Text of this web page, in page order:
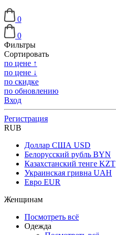
0
0
Фильтры
Сортировать
по цене ↑
по цене ↓
по скидке
по обновлению
Вход
Регистрация
RUB
Доллар США USD
Белорусский рубль BYN
Казахстанский тенге KZT
Украинская гривна UAH
Евро EUR
Женщинам
Посмотреть всё
Одежда